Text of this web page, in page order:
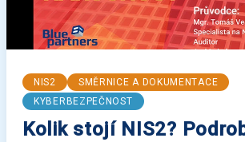
NIS2
SMĚRNICE A DOKUMENTACE
KYBERBEZPEČNOST
Kolik stojí NIS2?